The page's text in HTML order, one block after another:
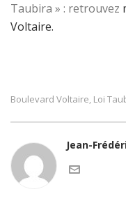
Taubira » : retrouvez
Voltaire.
Boulevard Voltaire, Loi
Jean-